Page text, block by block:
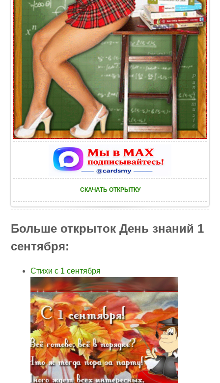
СКАЧАТЬ ОТКРЫТКУ
Больше открыток День знаний 1
сентября:
Стихи с 1 сентября